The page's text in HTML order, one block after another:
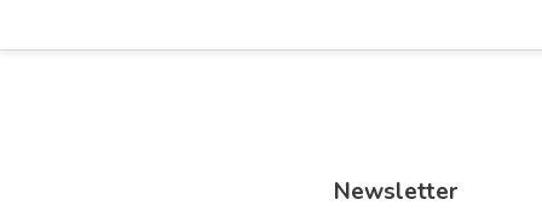
Newsletter